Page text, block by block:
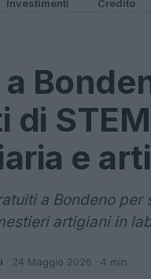
Investimenti Credito
di
e
a Bondeno
artigiani in
· 24 Maggio 2026 · 4 min